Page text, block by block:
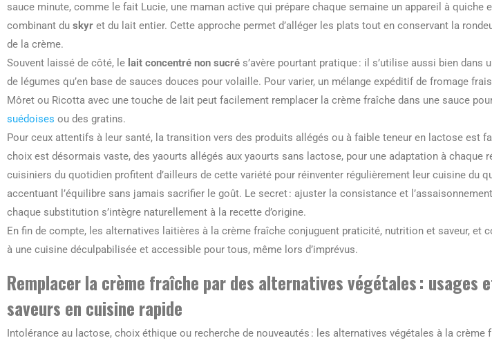
sauce minute, comme le fait Lucie, une maman active qui prépare chaque semaine un appareil à quiche
combinant du skyr et du lait entier. Cette approche permet d’alléger les plats tout en conservant la
de la crème.
Souvent laissé de côté, le lait concentré non sucré s’avère pourtant pratique : il s’utilise aussi bien dans
de légumes qu’en base de sauces douces pour volaille. Pour varier, un mélange expéditif de fromage
Môret ou Ricotta avec une touche de lait peut facilement remplacer la crème fraîche dans une sauce
suédoises ou des gratins.
Pour ceux attentifs à leur santé, la transition vers des produits allégés ou à faible teneur en lactose est
choix est désormais vaste, des yaourts allégés aux yaourts sans lactose, pour une adaptation à chaque
cuisiniers du quotidien profitent d’ailleurs de cette variété pour réinventer régulièrement leur cuisine du
accentuant l’équilibre sans jamais sacrifier le goût. Le secret : ajuster la consistance et
chaque substitution s’intègre naturellement à la recette d’origine.
En fin de compte, les alternatives laitières à la crème fraîche conjuguent praticité, nutrition et saveur, et
à une cuisine déculpabilisée et accessible pour tous, même lors d’imprévus.
Remplacer la crème fraîche par des alternatives végétales : usages
saveurs en cuisine rapide
Intolérance au lactose, choix éthique ou recherche de nouveautés : les alternatives végétales à la crème